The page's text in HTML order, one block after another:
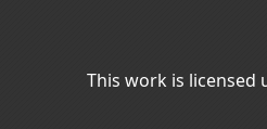
This work is licensed